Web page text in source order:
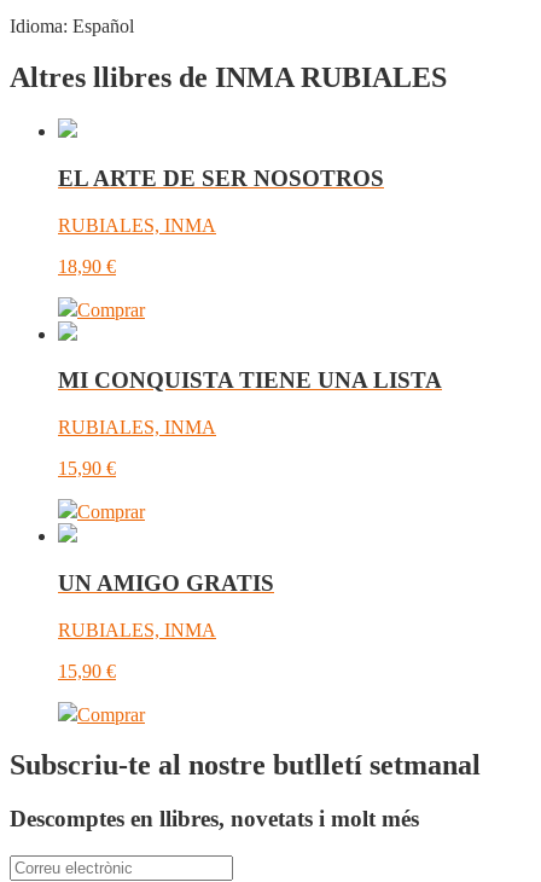
Idioma: Español
Altres llibres de INMA RUBIALES
EL ARTE DE SER NOSOTROS
RUBIALES, INMA
18,90 €
Comprar
MI CONQUISTA TIENE UNA LISTA
RUBIALES, INMA
15,90 €
Comprar
UN AMIGO GRATIS
RUBIALES, INMA
15,90 €
Comprar
Subscriu-te al nostre butlletí setmanal
Descomptes en llibres, novetats i molt més